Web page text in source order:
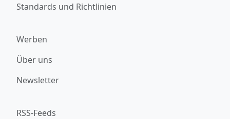
Standards und Richtlinien
Werben
Über uns
Newsletter
RSS-Feeds